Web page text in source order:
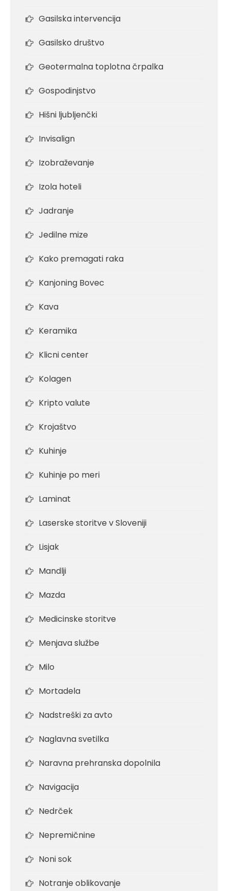
Gasilska intervencija
Gasilsko društvo
Geotermalna toplotna črpalka
Gospodinjstvo
Hišni ljubljenčki
Invisalign
Izobraževanje
Izola hoteli
Jadranje
Jedilne mize
Kako premagati raka
Kanjoning Bovec
Kava
Keramika
Klicni center
Kolagen
Kripto valute
Krojaštvo
Kuhinje
Kuhinje po meri
Laminat
Laserske storitve v Sloveniji
Lisjak
Mandlji
Mazda
Medicinske storitve
Menjava službe
Milo
Mortadela
Nadstreški za avto
Naglavna svetilka
Naravna prehranska dopolnila
Navigacija
Nedrček
Nepremičnine
Noni sok
Notranje oblikovanje